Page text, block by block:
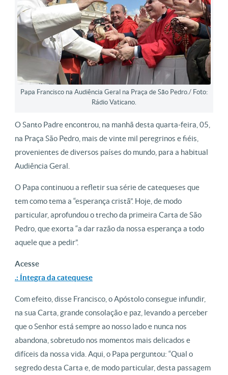
Papa Francisco na Audiência Geral na Praça de São Pedro./ Foto:
Rádio Vaticano.
O Santo Padre encontrou, na manhã desta quarta-feira, 05,
na Praça São Pedro, mais de vinte mil peregrinos e fiéis,
provenientes de diversos países do mundo, para a habitual
Audiência Geral.
O Papa continuou a refletir sua série de catequeses que
tem como tema a “esperança cristã”. Hoje, de modo
particular, aprofundou o trecho da primeira Carta de São
Pedro, que exorta “a dar razão da nossa esperança a todo
aquele que a pedir”.
Acesse
.: Íntegra da catequese
Com efeito, disse Francisco, o Apóstolo consegue infundir,
na sua Carta, grande consolação e paz, levando a perceber
que o Senhor está sempre ao nosso lado e nunca nos
abandona, sobretudo nos momentos mais delicados e
difíceis da nossa vida. Aqui, o Papa perguntou: “Qual o
segredo desta Carta e, de modo particular, desta passagem